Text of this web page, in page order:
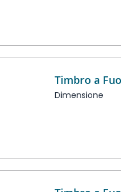
Timbro a
Dimensione